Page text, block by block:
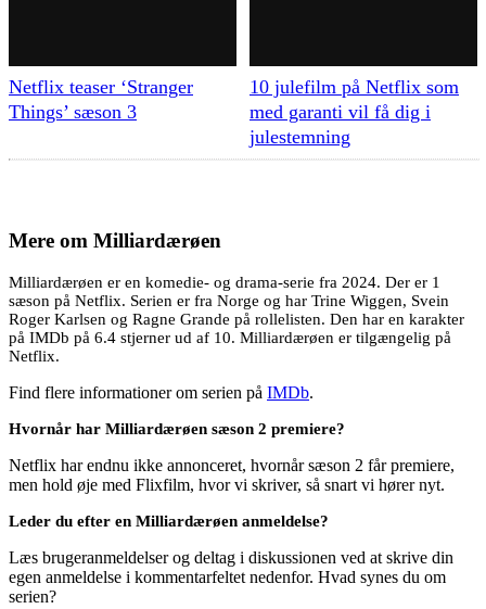
Netflix teaser ‘Stranger
Things’ sæson 3
10 julefilm på Netflix som
med garanti vil få dig i
julestemning
Mere om Milliardærøen
Milliardærøen er en komedie- og drama-serie fra 2024. Der er 1
sæson på Netflix. Serien er fra Norge og har Trine Wiggen, Svein
Roger Karlsen og Ragne Grande på rollelisten. Den har en karakter
på IMDb på 6.4 stjerner ud af 10. Milliardærøen er tilgængelig på
Netflix.
Find flere informationer om serien på IMDb.
Hvornår har Milliardærøen sæson 2 premiere?
Netflix har endnu ikke annonceret, hvornår sæson 2 får premiere,
men hold øje med Flixfilm, hvor vi skriver, så snart vi hører nyt.
Leder du efter en Milliardærøen anmeldelse?
Læs brugeranmeldelser og deltag i diskussionen ved at skrive din
egen anmeldelse i kommentarfeltet nedenfor. Hvad synes du om
serien?